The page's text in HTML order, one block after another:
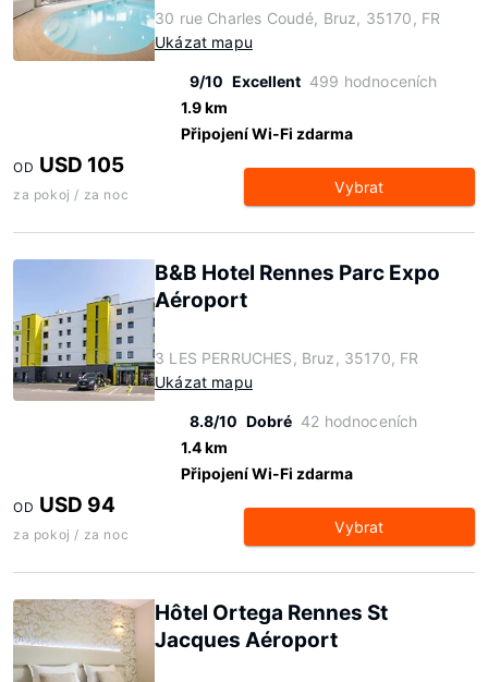
30 rue Charles Coudé, Bruz, 35170, FR
Ukázat mapu
9/10 Excellent 499 hodnoceních
1.9 km
Připojení Wi-Fi zdarma
OD USD 105
za pokoj / za noc Vybrat
B&B Hotel Rennes Parc Expo
Aéroport
3 LES PERRUCHES, Bruz, 35170, FR
Ukázat mapu
8.8/10 Dobré 42 hodnoceních
1.4 km
Připojení Wi-Fi zdarma
OD USD 94
za pokoj / za noc Vybrat
Hôtel Ortega Rennes St
Jacques Aéroport